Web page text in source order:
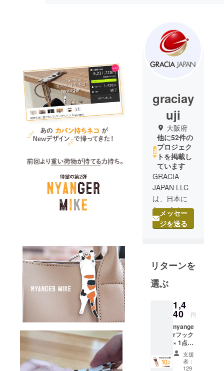
graciay
uji
大阪府
他に52件の
プロジェク
トを掲載し
ています
GRACIA
JAPAN LLC
は、日本に
ないイノ
ベーティブ
な商品を海
価値ある商
貿易事業を
運動習慣を
提供し、健
康的な生活
の提供をコ
メッセー
ジを送る
リターンを
選ぶ
1,4
40 円
nyange
rフック
× 1点
［一般
販売予
定価格
支援
者：
129